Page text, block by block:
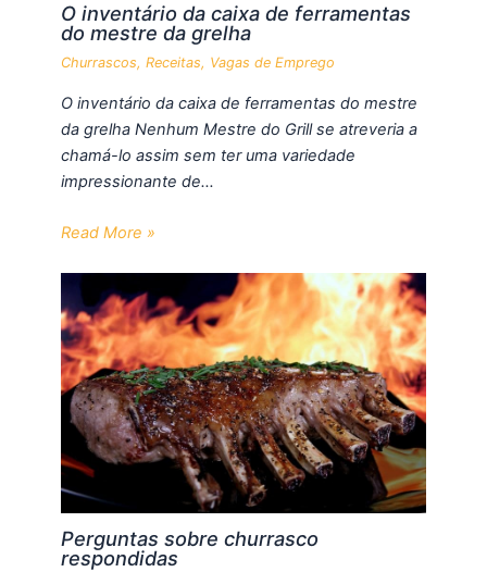
O inventário da caixa de ferramentas
do mestre da grelha
Churrascos,Receitas, Vagas de Emprego
O inventário da caixa de ferramentas do mestre
da grelha Nenhum Mestre do Grill se atreveria a
chamá-lo assim sem ter uma variedade
impressionante de…
Read More »
Perguntas sobre churrasco
respondidas